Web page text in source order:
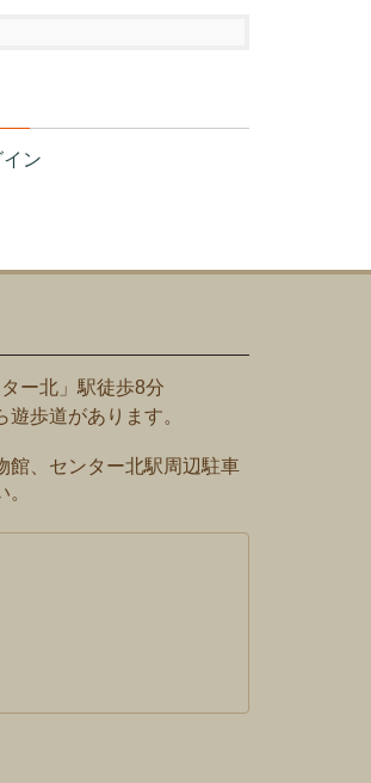
イン
ー北」駅徒歩8分
遊歩道があります。
、センター北駅周辺駐車